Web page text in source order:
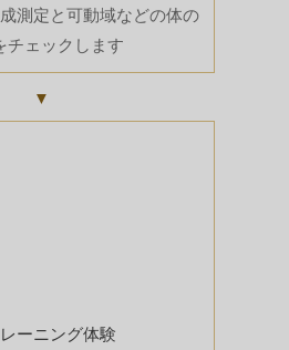
測定と可動域などの体の
チェックします
▼
ーニング体験